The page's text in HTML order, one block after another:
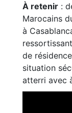
À retenir :
Marocains
à
de
situation
atterri avec